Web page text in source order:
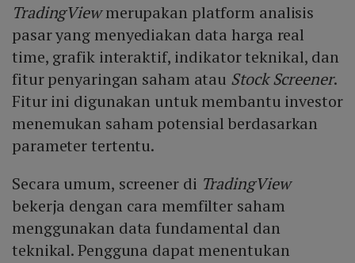
TradingViewmerupakan platform analisis
pasar yang menyediakan data harga real
time, grafik interaktif, indikator teknikal, dan
fitur penyaringan saham atau Stock Screener.
Fitur ini digunakan untuk membantu investor
menemukan saham potensial berdasarkan
parameter tertentu.
Secara umum, screener di TradingView
bekerja dengan cara memfilter saham
menggunakan data fundamental dan
teknikal. Pengguna dapat menentukan